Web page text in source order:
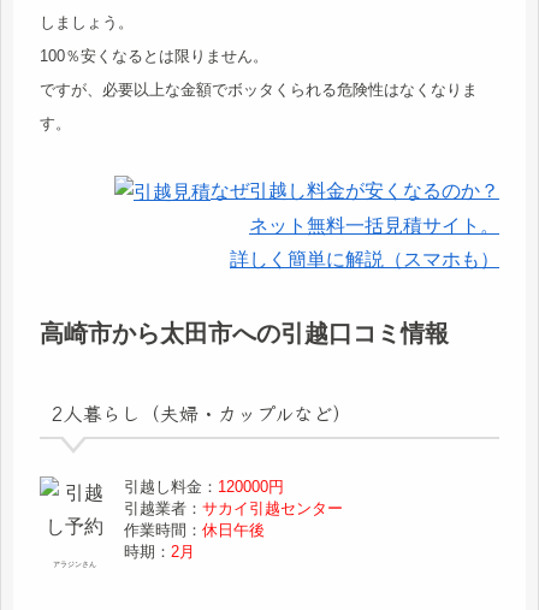
しましょう。
100％安くなるとは限りません。
ですが、必要以上な金額でボッタくられる危険性はなくなりま
す。
なぜ引越し料金が安くなるのか？
ネット無料一括見積サイト。
詳しく簡単に解説（スマホも）
高崎市から太田市への引越口コミ情報
2人暮らし（夫婦・カップルなど）
アラジンさん
引越し料金： 120000円
引越業者：サカイ引越センター
作業時間：休日午後
時期： 2月